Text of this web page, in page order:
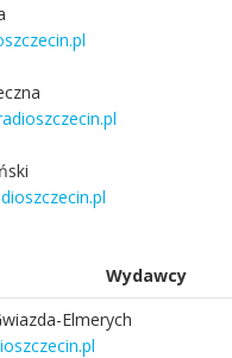
Wydawcy
Elmerych